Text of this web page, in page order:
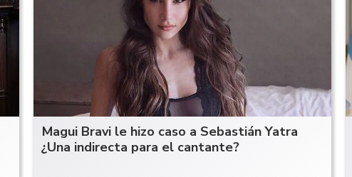
Magui Bravi le hizo caso a Sebastián Yatra
¿Una indirecta para el cantante?